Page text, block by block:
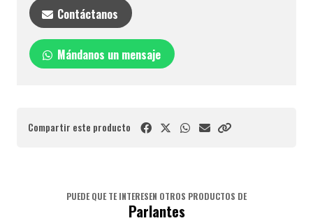
Contáctanos
Mándanos un mensaje
Compartir este producto
PUEDE QUE TE INTERESEN OTROS PRODUCTOS DE
Parlantes